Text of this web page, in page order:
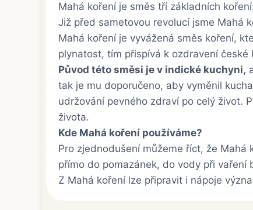
Mahá koření je směs tří základních
Již před sametovou revolucí jsme Mahá
Mahá koření je vyvážená směs koření,
plynatost, tím přispívá k ozdravení české
Původ této směsi je v indické kuchyni,
tak je mu doporučeno, aby vyměnil
udržování pevného zdraví po celý život.
života.
Kde Mahá koření používáme?
Pro zjednodušení můžeme říct, že Mahá
přímo do pomazánek, do vody při
Z Mahá koření lze připravit i nápoje